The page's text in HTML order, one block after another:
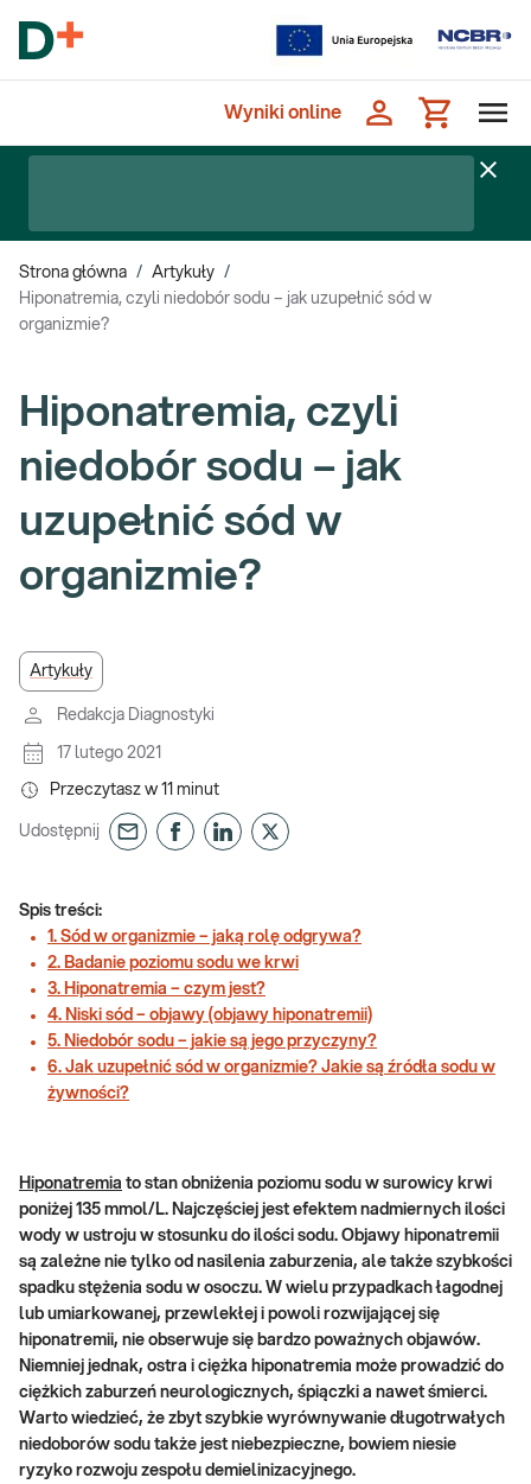
Wyniki online
Strona główna / Artykuły /
Hiponatremia, czyli niedobór sodu – jak uzupełnić sód w
organizmie?
Hiponatremia, czyli
niedobór sodu – jak
uzupełnić sód w
organizmie?
Artykuły
Redakcja Diagnostyki
17 lutego 2021
Przeczytasz w 11 minut
Udostępnij
Spis treści:
1. Sód w organizmie – jaką rolę odgrywa?
2. Badanie poziomu sodu we krwi
3. Hiponatremia – czym jest?
4. Niski sód – objawy (objawy hiponatremii)
5. Niedobór sodu – jakie są jego przyczyny?
6. Jak uzupełnić sód w organizmie? Jakie są źródła sodu w
żywności?
Hiponatremia to stan obniżenia poziomu sodu w surowicy krwi
poniżej 135 mmol/L. Najczęściej jest efektem nadmiernych ilości
wody w ustroju w stosunku do ilości sodu. Objawy hiponatremii
są zależne nie tylko od nasilenia zaburzenia, ale także szybkości
spadku stężenia sodu w osoczu. W wielu przypadkach łagodnej
lub umiarkowanej, przewlekłej i powoli rozwijającej się
hiponatremii, nie obserwuje się bardzo poważnych objawów.
Niemniej jednak, ostra i ciężka hiponatremia może prowadzić do
ciężkich zaburzeń neurologicznych, śpiączki a nawet śmierci.
Warto wiedzieć, że zbyt szybkie wyrównywanie długotrwałych
niedoborów sodu także jest niebezpieczne, bowiem niesie
ryzyko rozwoju zespołu demielinizacyjnego.